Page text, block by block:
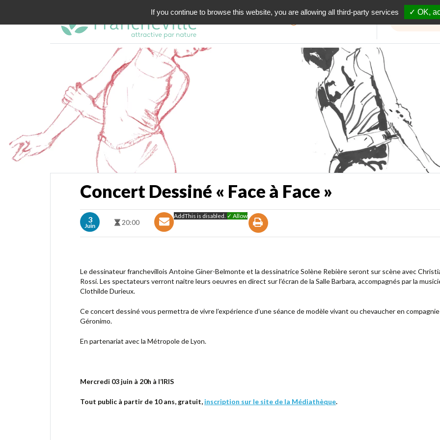
Concert Dessiné « Face à Face »
3
Juin 20:00
AddThis is disabled. ✓ Allow
Le dessinateur franchevillois Antoine Giner-Belmonte et la dessinatrice Solène Rebière seront sur scène avec
Rossi. Les spectateurs verront naitre leurs oeuvres en direct sur l’écran de la Salle Barbara, accompagnés par la
Clothilde Durieux.
Ce concert dessiné vous permettra de vivre l’expérience d’une séance de modèle vivant ou chevaucher en
Géronimo.
En partenariat avec la Métropole de Lyon.
Mercredi 03 juin à 20h à l’IRIS
Tout public à partir de 10 ans, gratuit, inscription sur le site de la Médiathèque.
If you continue to browse this website, you are allowing all third-party services ✓ OK,